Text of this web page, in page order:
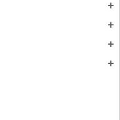
add
add
add
add